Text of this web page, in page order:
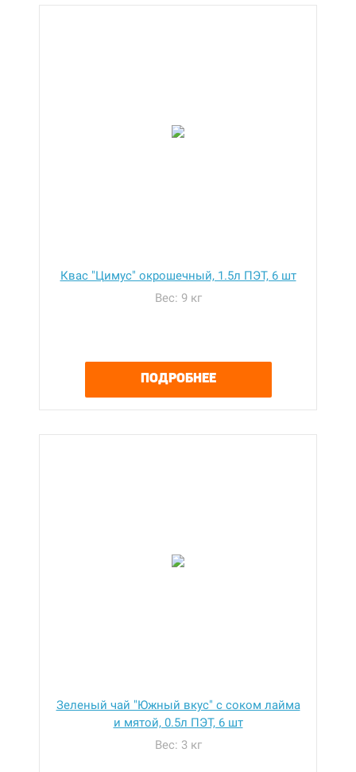
Квас "Цимус" окрошечный, 1.5л ПЭТ, 6 шт
Вес: 9 кг
ПОДРОБНЕЕ
Зеленый чай "Южный вкус" с соком лайма
и мятой, 0.5л ПЭТ, 6 шт
Вес: 3 кг